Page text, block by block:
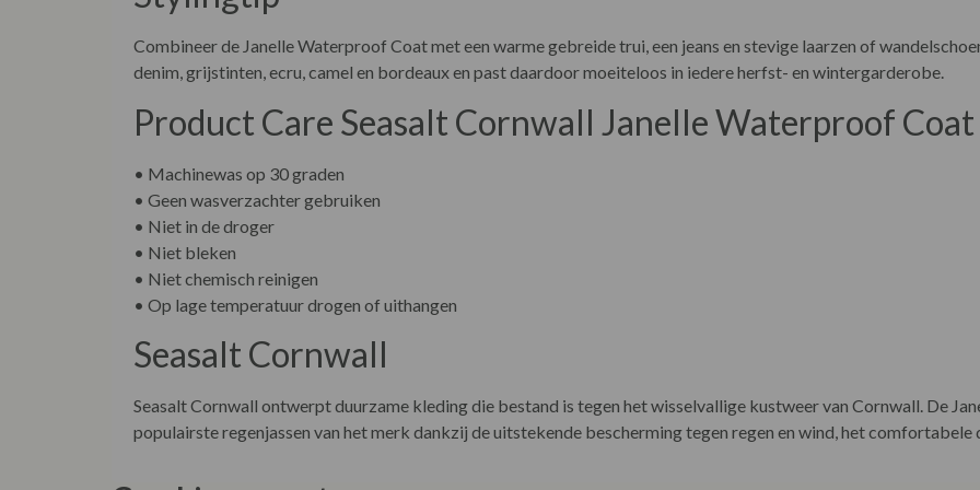
Combineer de Janelle Waterproof Coat met een warme gebreide trui, een jeans en stevige laarzen of
denim, grijstinten, ecru, camel en bordeaux en past daardoor moeiteloos in iedere herfst- en wintergarderobe.
Product Care Seasalt Cornwall Janelle Waterproof Coat
• Machinewas op 30 graden
• Geen wasverzachter gebruiken
• Niet in de droger
• Niet bleken
• Niet chemisch reinigen
• Op lage temperatuur drogen of uithangen
Seasalt Cornwall
Seasalt Cornwall ontwerpt duurzame kleding die bestand is tegen het wisselvallige kustweer van Cornwall. De
populairste regenjassen van het merk dankzij de uitstekende bescherming tegen regen en wind, het